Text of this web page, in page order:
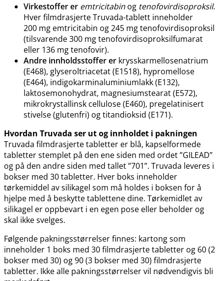
Virkestoffer er emtricitabin og tenofovirdisoproksil.
Hver filmdrasjerte Truvada-tablett inneholder
200 mg emtricitabin og 245 mg tenofovirdisoproksil
(tilsvarende 300 mg tenofovirdisoproksilfumarat
eller 136 mg tenofovir).
Andre innholdsstoffer er krysskarmellosenatrium
(E468), glyseroltriacetat (E1518), hypromellose
(E464), indigokarminaluminiumlakk (E132),
laktosemonohydrat, magnesiumstearat (E572),
mikrokrystallinsk cellulose (E460), pregelatinisert
stivelse (glutenfri) og titandioksid (E171).
Hvordan Truvada ser ut og innholdet i pakningen
Truvada filmdrasjerte tabletter er blå, kapselformede
tabletter stemplet på den ene siden med ordet ”GILEAD”
og på den andre siden med tallet ”701”. Truvada leveres i
bokser med 30 tabletter. Hver boks inneholder
tørkemiddel av silikagel som må holdes i boksen for å
hjelpe med å beskytte tablettene dine. Tørkemidlet av
silikagel er oppbevart i en egen pose eller beholder og
skal ikke svelges.
Følgende pakningsstørrelser finnes: kartong som
inneholder 1 boks med 30 filmdrasjerte tabletter og 60 (2
bokser med 30) og 90 (3 bokser med 30) filmdrasjerte
tabletter. Ikke alle pakningsstørrelser vil nødvendigvis bli